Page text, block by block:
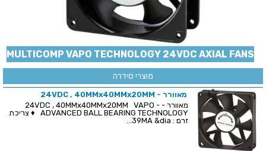
MULTICOMP VAPO TECHNOLOGY 24VDC AXIAL FANS
מוצרי סידרה
מאוורר - 24VDC , 40MMx40MMx20MM
מאוורר - 24VDC , 40MMx40MMx20MM VAPO -
ADVANCED BALL BEARING TECHNOLOGY ♦ צריכת
זרם : 39MA &dia...